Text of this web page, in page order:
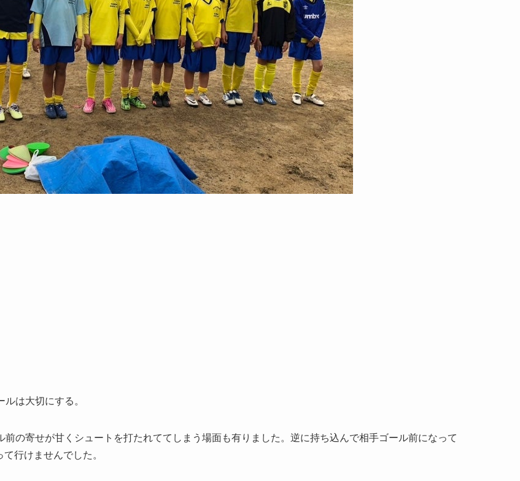
は大切にする。
の寄せが甘くシュートを打たれててしまう場面も有りました。逆に持ち込んで相手ゴール前になって
行けませんでした。